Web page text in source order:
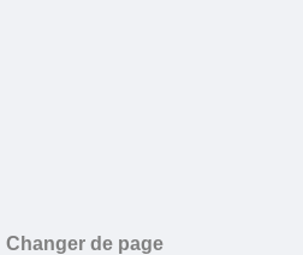
Changer de page